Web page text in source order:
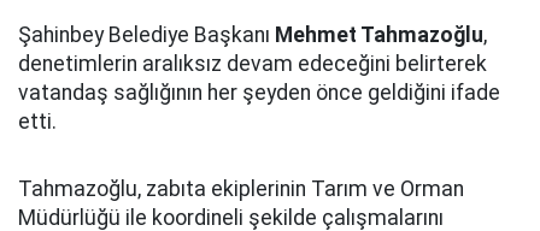
Şahinbey Belediye Başkanı Mehmet Tahmazoğlu,
denetimlerin aralıksız devam edeceğini belirterek
vatandaş sağlığının her şeyden önce geldiğini ifade
etti.
Tahmazoğlu, zabıta ekiplerinin Tarım ve Orman
Müdürlüğü ile koordineli şekilde çalışmalarını